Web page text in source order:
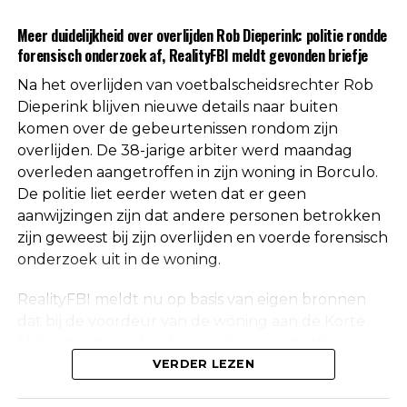
worden geen verdere mededelingen gedaan over
de doodsoorzaak.
Een vaste waarde in de Nederlandse
arbitrage
Met het overlijden van Rob Dieperink verliest het
Nederlandse voetbal een scheidsrechter die
jarenlang actief was op het hoogste niveau.
Dieperink begon al op jonge leeftijd met fluiten in
het amateurvoetbal en werkte zich stap voor stap
toegewezen, waarna uiteindelijk ook de Eredivisie
Meer duidelijkheid over overlijden Rob Dieperink: politie rondde
forensisch onderzoek af, RealityFBI meldt gevonden briefje
Na het overlijden van voetbalscheidsrechter Rob
Dieperink blijven nieuwe details naar buiten
komen over de gebeurtenissen rondom zijn
overlijden. De 38-jarige arbiter werd maandag
overleden aangetroffen in zijn woning in Borculo.
De politie liet eerder weten dat er geen
aanwijzingen zijn dat andere personen betrokken
zijn geweest bij zijn overlijden en voerde forensisch
onderzoek uit in de woning.
RealityFBI meldt nu op basis van eigen bronnen
waarop Dieperink een persoonlijke boodschap had
VERDER LEZEN